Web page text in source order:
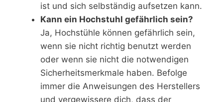
ist und sich selbständig aufsetzen kann.
Kann ein Hochstuhl gefährlich sein?
Ja, Hochstühle können gefährlich sein,
wenn sie nicht richtig benutzt werden
oder wenn sie nicht die notwendigen
Sicherheitsmerkmale haben. Befolge
immer die Anweisungen des Herstellers
und vergewissere dich, dass der